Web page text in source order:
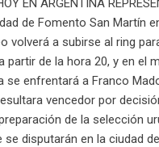
EN ARGENTINA
de Fomento San Martín
volverá a subirse al ring
partir de la hora 20, y en el
se enfrentará a Franco
vencedor por
de la selección
disputarán en la ciudad